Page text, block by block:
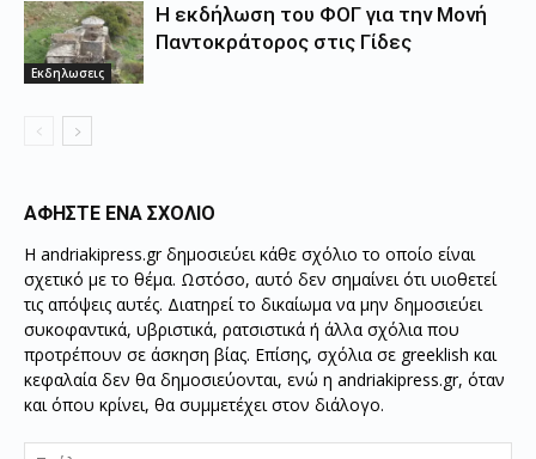
Εκδηλωσεις
Η εκδήλωση του ΦΟΓ για την Μονή
Παντοκράτορος στις Γίδες
ΑΦΗΣΤΕ ΕΝΑ ΣΧΟΛΙΟ
Η andriakipress.gr δημοσιεύει κάθε σχόλιο το οποίο είναι
σχετικό με το θέμα. Ωστόσο, αυτό δεν σημαίνει ότι υιοθετεί
τις απόψεις αυτές. Διατηρεί το δικαίωμα να μην δημοσιεύει
συκοφαντικά, υβριστικά, ρατσιστικά ή άλλα σχόλια που
προτρέπουν σε άσκηση βίας. Επίσης, σχόλια σε greeklish και
κεφαλαία δεν θα δημοσιεύονται, ενώ η andriakipress.gr, όταν
και όπου κρίνει, θα συμμετέχει στον διάλογο.